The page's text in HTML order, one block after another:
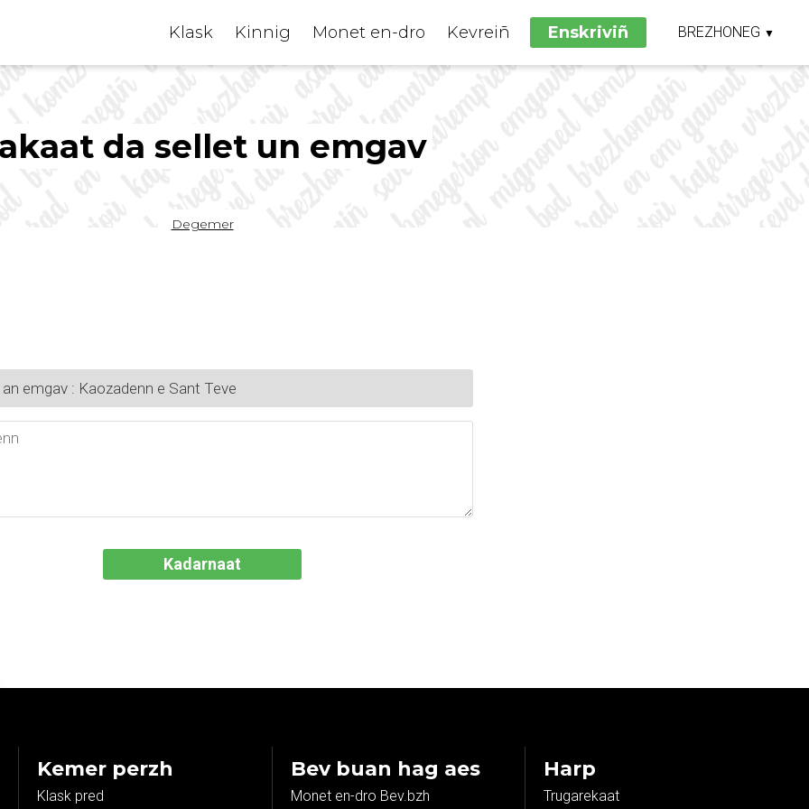
Klask Kinnig Monet en-dro Kevreiñ Enskriviñ BREZHONEG ▼
BRETON
da sellet un emgav
Breadcrumb
Degemer
Kemer perzh
Klask pred
Bev buan hag aes
Monet en-dro Bev.bzh
Harp
Trugarekaat